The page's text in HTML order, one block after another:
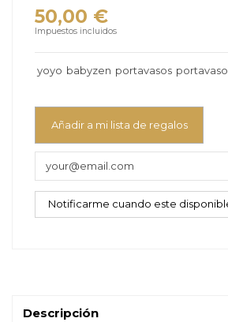
50,00 €
Impuestos incluidos
yoyo babyzen portavasos portavaso
Añadir a mi lista de regalos
Descripción